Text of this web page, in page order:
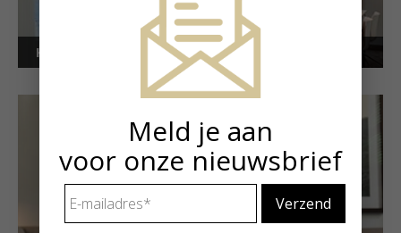
Kunstuitleen voor bedrijven
Meld je aan
voor onze nieuwsbrief
mailadres *